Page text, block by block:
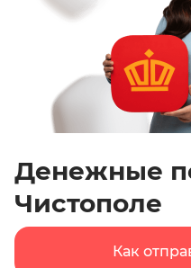
Денежные
Чистополе
Как